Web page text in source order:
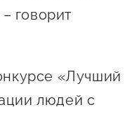
говорит
«Лучший
людей с